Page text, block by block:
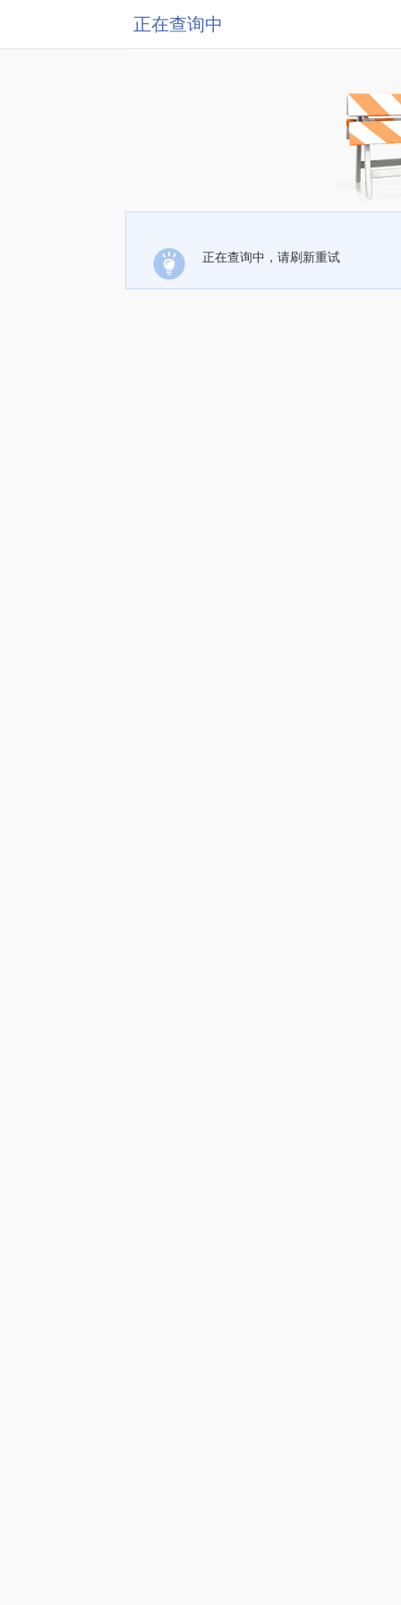
正在查询中
正在查询中，请刷新重试